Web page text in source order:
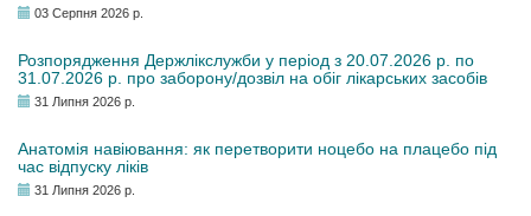
03 Серпня 2026 р.
Розпорядження Держлікслужби у період з 20.07.2026 р. по
31.07.2026 р. про заборону/дозвіл на обіг лікарських засобів
31 Липня 2026 р.
Анатомія навіювання: як перетворити ноцебо на плацебо під
час відпуску ліків
31 Липня 2026 р.